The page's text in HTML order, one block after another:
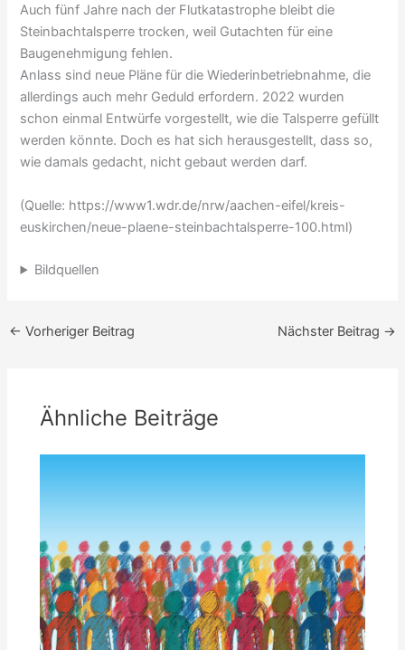
Auch fünf Jahre nach der Flutkatastrophe bleibt die
Steinbachtalsperre trocken, weil Gutachten für eine
Baugenehmigung fehlen.
Anlass sind neue Pläne für die Wiederinbetriebnahme, die
allerdings auch mehr Geduld erfordern. 2022 wurden
schon einmal Entwürfe vorgestellt, wie die Talsperre gefüllt
werden könnte. Doch es hat sich herausgestellt, dass so,
wie damals gedacht, nicht gebaut werden darf.
(Quelle: https://www1.wdr.de/nrw/aachen-eifel/kreis-
euskirchen/neue-plaene-steinbachtalsperre-100.html)
Bildquellen
← Vorheriger Beitrag Nächster Beitrag →
Ähnliche Beiträge